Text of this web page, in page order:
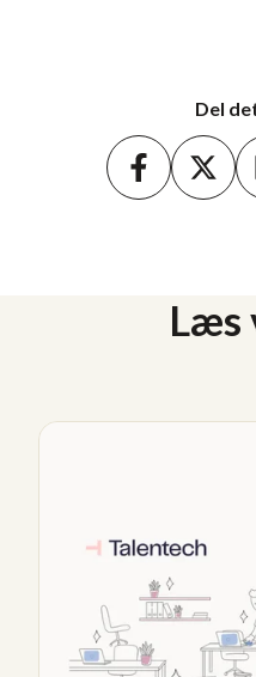
Del
Læs